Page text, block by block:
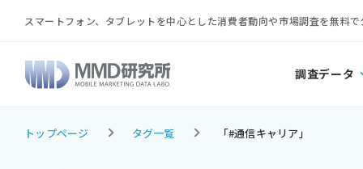
スマートフォン、タブレットを中心とした消費者動向や市場調査を無料
調査データ
トップページ タグ一覧 「#通信キャリア」